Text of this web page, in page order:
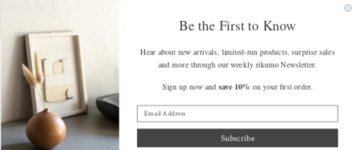
カ
Home /筑紫コレクション
筑紫コレクション
Be the First to Know
Hear about new arrivals, limited-run products, surprise sales
and more through our weekly rikumo Newsletter.
Sign up now and save 10% on your first order.
Subscribe